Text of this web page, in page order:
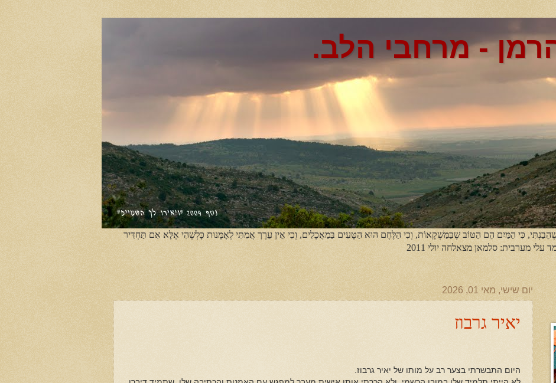
הרמן - מרחבי הלב.
כִּי הַמַּיִם הֵם הַטּוֹב שֶׁבַּמַּשְׁקָאוֹת, וְכִי הַלֶּחֶם הוּא הַטָּעִים בַּמַאֲכָלִים, וְכִי אֵין עֵרֶך אֲמִתִּי לְאָמָּנוּת כָּלְשֶׁהִי אֶלָּא אִם תַּחְדִּיר
מערבית: סלמאן מצאלחה יולי 2011
יום שישי, מאי 01, 2026
יאיר גרבוז
היום התבשרתי בצער רב על מותו של יאיר גרבוז.